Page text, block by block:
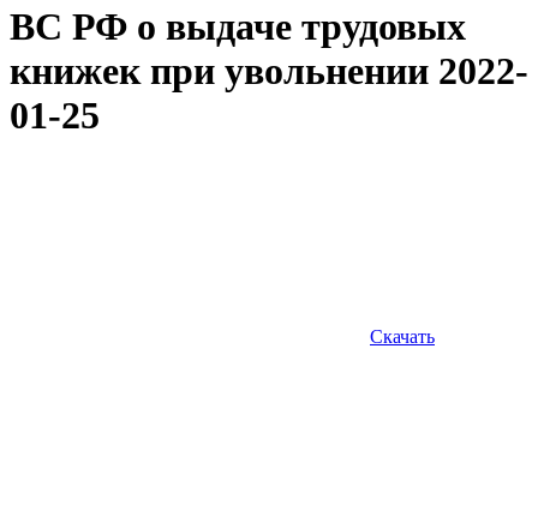
ВС РФ о выдаче трудовых
книжек при увольнении 2022-
01-25
Скачать